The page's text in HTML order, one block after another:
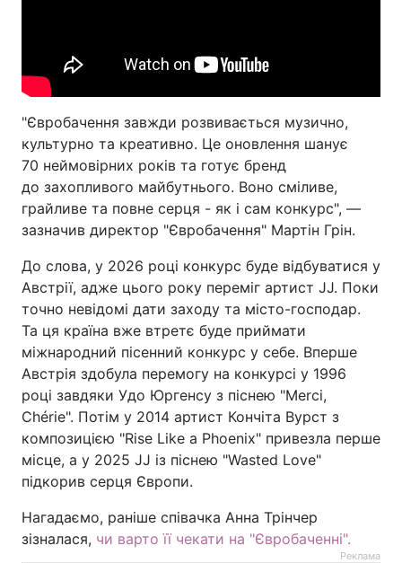
"Євробачення завжди розвивається музично,
культурно та креативно. Це оновлення шанує
70 неймовірних років та готує бренд
до захопливого майбутнього. Воно сміливе,
грайливе та повне серця - як і сам конкурс", —
зазначив директор "Євробачення" Мартін Грін.
До слова, у 2026 році конкурс буде відбуватися у
Австрії, адже цього року переміг артист JJ. Поки
точно невідомі дати заходу та місто-господар.
Та ця країна вже втретє буде приймати
міжнародний пісенний конкурс у себе. Вперше
Австрія здобула перемогу на конкурсі у 1996
році завдяки Удо Юргенсу з піснею "Merci,
Chérie". Потім у 2014 артист Кончіта Вурст з
композицією "Rise Like a Phoenix" привезла перше
місце, а у 2025 JJ із піснею "Wasted Love"
підкорив серця Європи.
Нагадаємо, раніше співачка Анна Трінчер
зізналася, чи варто її чекати на "Євробаченні".
Реклама